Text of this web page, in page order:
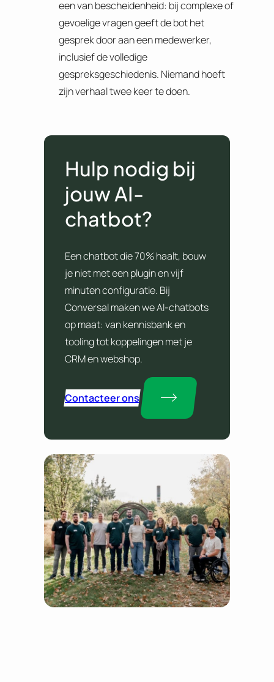
een van bescheidenheid: bij complexe of
gevoelige vragen geeft de bot het
gesprek door aan een medewerker,
inclusief de volledige
gespreksgeschiedenis. Niemand hoeft
zijn verhaal twee keer te doen.
Hulp nodig bij
jouw AI-
chatbot?
Een chatbot die 70% haalt, bouw
je niet met een plugin en vijf
minuten configuratie. Bij
Conversal maken we AI-chatbots
op maat: van kennisbank en
tooling tot koppelingen met je
CRM en webshop.
Contacteer ons